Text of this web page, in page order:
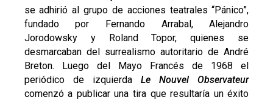
se adhirió al grupo de acciones teatrales “Pánico”,
fundado por Fernando Arrabal, Alejandro
Jorodowsky y Roland Topor, quienes se
desmarcaban del surrealismo autoritario de André
Breton. Luego del Mayo Francés de 1968 el
periódico de izquierdaLe Nouvel Observateur
comenzó a publicar una tira que resultaría un éxito